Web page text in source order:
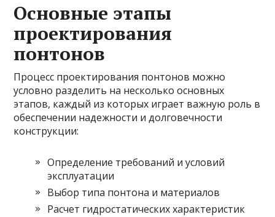
Основные этапы
проектирования
понтонов
Процесс проектирования понтонов можно
условно разделить на несколько основных
этапов, каждый из которых играет важную роль в
обеспечении надежности и долговечности
конструкции:
Определение требований и условий
эксплуатации
Выбор типа понтона и материалов
Расчет гидростатических характеристик